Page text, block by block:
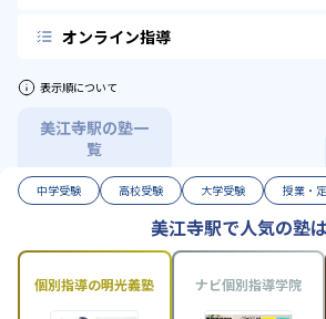
オンライン指導
表示順について
美江寺駅の塾一
覧
中学受験 高校受験 大学受験 授業・
美江寺駅で人気の塾
個別指導の明光義塾 ナビ個別指導学院